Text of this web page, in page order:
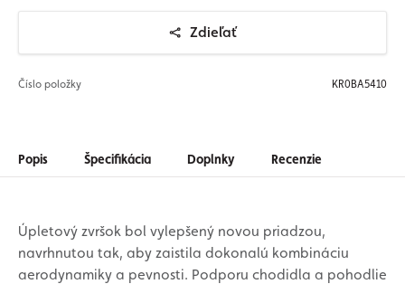
Zdieľať
Číslo položky KR0BA5410
Popis Špecifikácia Doplnky Recenzie
Úpletový zvršok bol vylepšený novou priadzou,
navrhnutou tak, aby zaistila dokonalú kombináciu
aerodynamiky a pevnosti. Podporu chodidla a pohodlie